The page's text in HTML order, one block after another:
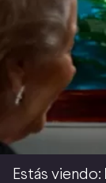
Estás viendo: